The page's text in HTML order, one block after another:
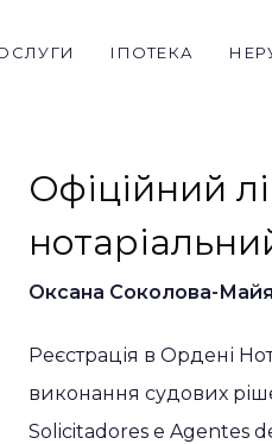
ІПОТЕКА
Офіційний
Оксана Соколова-Майя
Реєстрація в Ордені
виконання судових
Solicitadores e Agentes